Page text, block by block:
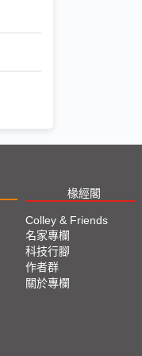
椽經閣
Colley & Friends
名家專欄
科技行腳
作者群
關於專欄